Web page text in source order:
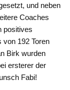
und neben
Coaches
positives
von 192 Toren
Birk wurden
ersterer der
Fabi!